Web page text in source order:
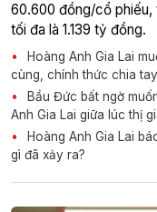
60.600 đồng/cổ phiếu,
tối đa là 1.139 tỷ đồng.
Hoàng Anh Gia Lai
cùng, chính thức chia
Bầu Đức bất ngờ
Anh Gia Lai giữa lúc thị
Hoàng Anh Gia Lai
gì đã xảy ra?